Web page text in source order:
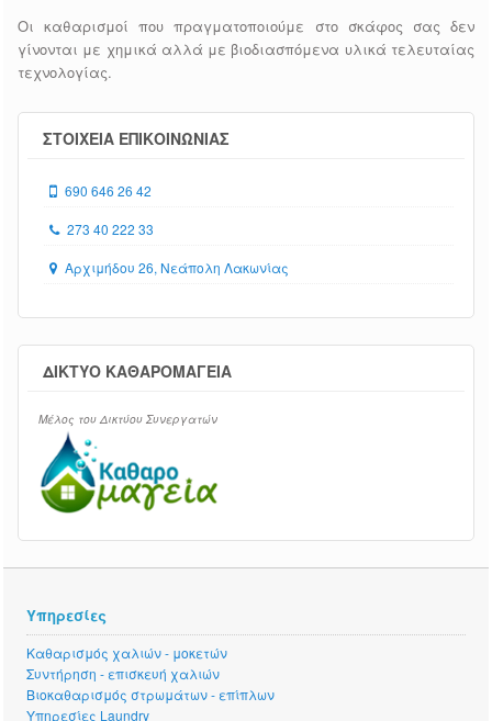
Οι καθαρισμοί που πραγματοποιούμε στο σκάφος σας δεν
γίνονται με χημικά αλλά με βιοδιασπόμενα υλικά τελευταίας
τεχνολογίας.
ΣΤΟΙΧΕΙΑ ΕΠΙΚΟΙΝΩΝΙΑΣ
690 646 26 42
273 40 222 33
Αρχιμήδου 26, Νεάπολη Λακωνίας
ΔΊΚΤΥΟ ΚΑΘΑΡΟΜΑΓΕΊΑ
Mέλος του Δικτύου Συνεργατών
Υπηρεσίες
Καθαρισμός χαλιών - μοκετών
Συντήρηση - επισκευή χαλιών
Βιοκαθαρισμός στρωμάτων - επίπλων
Υπηρεσίες Laundry